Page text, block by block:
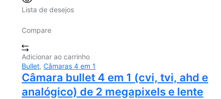
Lista de desejos
Compare
Adicionar ao carrinho
Bullet, Câmaras 4 em 1
Câmara bullet 4 em 1 (cvi, tvi, ahd e
analógico) de 2 megapixels e lente